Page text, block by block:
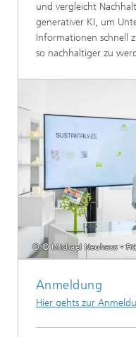
und vergleicht
generativer KI, um
Informationen schnell
so nachhaltiger zu
© © Michael Neuhaus -
Anmeldung
Hier gehts zur